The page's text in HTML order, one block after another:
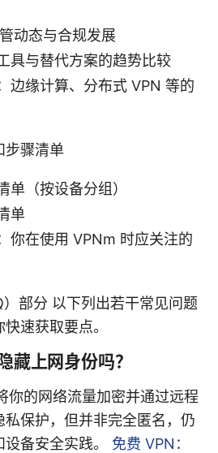
动态与合规发展
具与替代方案的趋势比较
边缘计算、分布式 VPN 等的
步骤清单
单（按设备分组）
单
你在使用 VPNm 时应关注的
）部分 以下列出若干常见问题
速获取要点。
藏上网身份吗？
你的网络流量加密并通过远程
保护，但并非完全匿名，仍
备安全实践。 免费 VPN：